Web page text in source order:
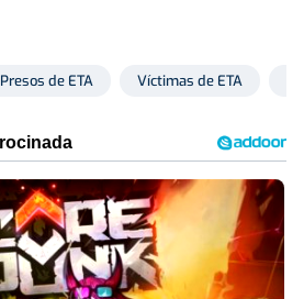
Presos de ETA Víctimas de ETA